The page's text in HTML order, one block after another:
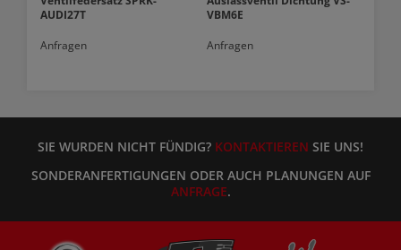
AUDI27T
Anfragen
VBM6E
Anfragen
SIE WURDEN NICHT FÜNDIG? KONTAKTIEREN SIE UNS!
SONDERANFERTIGUNGEN ODER AUCH PLANUNGEN AUF
ANFRAGE.